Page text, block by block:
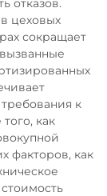
отказов.
цеховых
сокращает
к
как
факторов, как